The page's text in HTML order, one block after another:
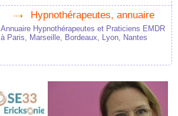
Hypnothérapeutes, annuaire
Annuaire Hypnothérapeutes et Praticiens EMDR
à Paris, Marseille, Bordeaux, Lyon, Nantes